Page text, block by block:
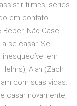
filmes, series
em contato
Não Case!
se casar. Se
inesquecível em
Alan (Zach
com suas vidas.
casar novamente,